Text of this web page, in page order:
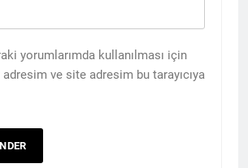
yorumlarımda kullanılması için
adresim ve site adresim bu tarayıcıya